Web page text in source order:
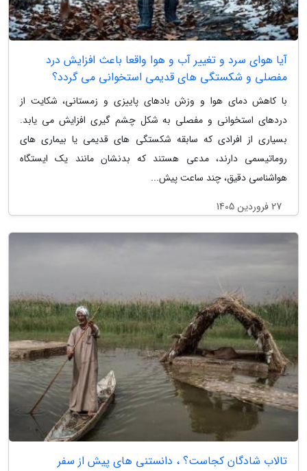
آیا هوای سرد و تغییر آب و هوا واقعا باعث افزایش درد
مفصلی و شکستگی های قدیمی استخوانی می گردد؟
با کاهش دمای هوا و وزش بادهای پاییزی و زمستانی، شکایت از
دردهای استخوانی و مفصلی به شکل چشم گیری افزایش می یابد.
بسیاری از افرادی که سابقه شکستگی های قدیمی یا بیماری های
روماتیسمی دارند، مدعی هستند که بدنشان مانند یک ایستگاه
هواشناسی دقیق، چند ساعت پیش...
27 فروردین 1405
تالاب شادگان کجاست؟ ، دانستنی های پیش از سفر